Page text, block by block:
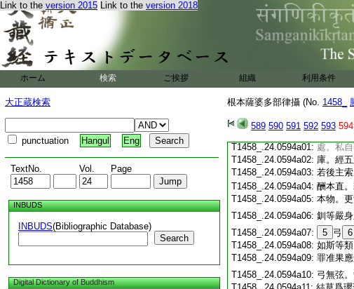
Link to the version 2015 Link to the version 2018
ホーム 検索 ご挨拶 組織 利用条件
大正蔵検索
punctuation Hangul Eng
TextNo. Vol. Page
INBUDS
INBUDS(Bibliographic Database)
Search
Digital Dictionary of Buddhism
根本薩婆多部律攝 (No. 1458_
589 590 591 592 593 594
T1458_.24.0593c20:言寶者
T1458_.24.0593c21: 商佉右旋
T1458_.24.0593c22:言寶 19
須戲具
T1458_.24.0593c25:捉。白
T1458_.24.0593c27:反問之
T1458_.24.0593c28:
T1458_.24.0593c29:令密不
T1458_.24.0594a01: 處。私
T1458_.24.0594a02: 庫。經
T1458_.24.0594a03: 若後主
T1458_.24.0594a04: 酬本直
T1458_.24.0594a05: 本物。
T1458_.24.0594a06: 釧等嚴
T1458_.24.0594a07:
5 弓 6
T1458_.24.0594a08: 如斯等
T1458_.24.0594a09: 罪准果
T1458_.24.0594a10: 弓無弦。